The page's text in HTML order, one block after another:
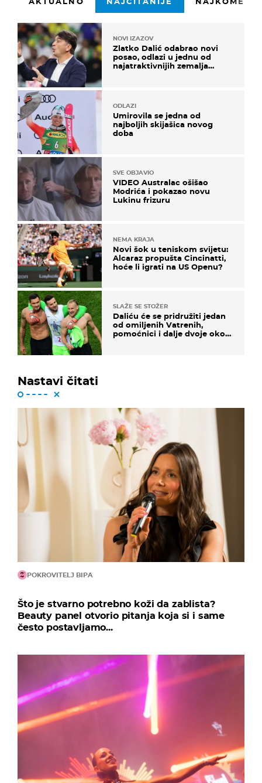
NOVI IZAZOV
Zlatko Dalić odabrao novi
posao, odlazi u jednu od
najatraktivnijih zemalja
ODLAZI
Umirovila se jedna od
najboljih skijašica novog
doba
SVE OBJAVIO
VIDEO Australac ošišao
Modrića i pokazao novu
Lukinu frizuru
NEMA KRAJA
Novi šok u teniskom svijetu:
Alcaraz propušta Cincinatti,
hoće li igrati na US Openu?
SLAŽE SE STOŽER
Daliću će se pridružiti jedan
od omiljenih Vatrenih,
pomoćnici i dalje dvoje oko
Nastavi čitati
POKROVITELJ BIPA
Što je stvarno potrebno koži da zablista?
Beauty panel otvorio pitanja koja si i same
često postavljamo...